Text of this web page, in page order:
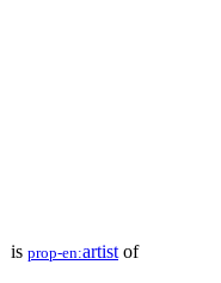
is prop-en:artistof